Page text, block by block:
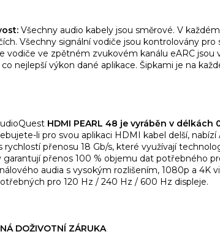
Všechny audio kabely jsou směrové. V
Všechny signální vodiče jsou kontrolovány pro
vodiče ve zpětném zvukovém kanálu eARC jsou
co nejlepší výkon dané aplikace. Šipkami je na
HDMI PEARL 48 je vyráběn v délkách
li pro svou aplikaci HDMI kabel delší,
rychlostí přenosu 18 Gb/s, které využívají
garantují přenos 100 % objemu dat potřebného
audia s vysokým rozlišením, 1080p a 4K
pro 120 Hz / 240 Hz / 600 Hz displeje.
DOŽIVOTNÍ ZÁRUKA